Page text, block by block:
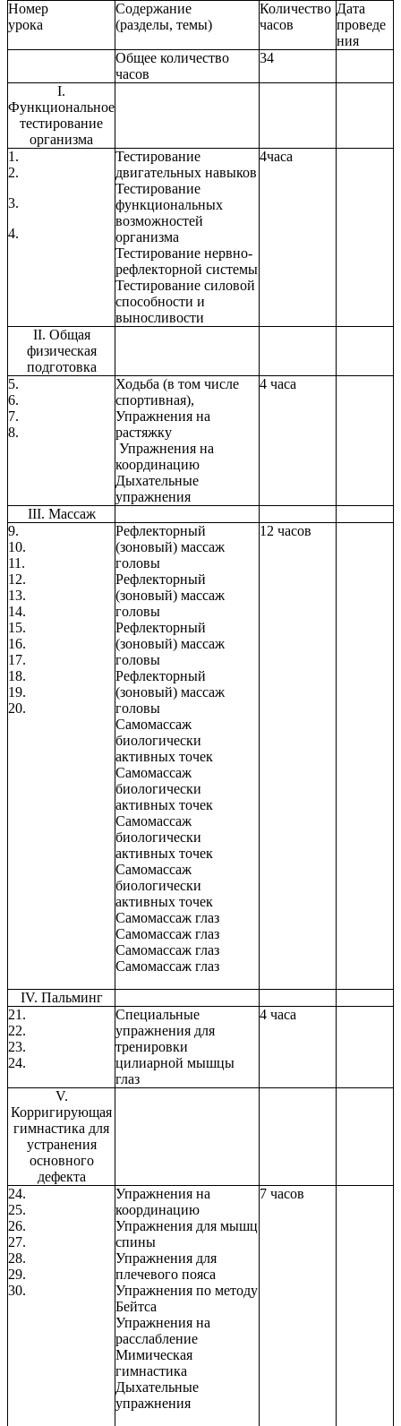
Номер
урока
Содержание
(разделы, темы)
Количество
часов
Дата
проведе
ния
Общее количество
часов
34
I.
Функциональное
тестирование
организма
1.
2.
3.
4.
Тестирование
двигательных навыков
Тестирование
функциональных
возможностей
организма
Тестирование нервно-
рефлекторной системы
Тестирование силовой
способности и
выносливости
4часа
II. Общая
физическая
подготовка
5.
6.
7.
8.
Ходьба (в том числе
спортивная),
Упражнения на
растяжку
Упражнения на
координацию
Дыхательные
упражнения
4 часа
III. Массаж
9.
10.
11.
12.
13.
14.
15.
16.
17.
18.
19.
20.
Рефлекторный
(зоновый) массаж
головы
Рефлекторный
(зоновый) массаж
головы
Рефлекторный
(зоновый) массаж
головы
Рефлекторный
(зоновый) массаж
головы
Самомассаж
биологически
активных точек
Самомассаж
биологически
активных точек
Самомассаж
биологически
активных точек
Самомассаж
биологически
активных точек
Самомассаж глаз
Самомассаж глаз
Самомассаж глаз
Самомассаж глаз
12 часов
IV. Пальминг
21.
22.
23.
24.
Специальные
упражнения для
тренировки
цилиарной мышцы
глаз
4 часа
V.
Корригирующая
гимнастика для
устранения
основного
дефекта
24.
25.
26.
27.
28.
29.
30.
Упражнения на
координацию
Упражнения для мышц
спины
Упражнения для
плечевого пояса
Упражнения по методу
Бейтса
Упражнения на
расслабление
Мимическая
гимнастика
Дыхательные
упражнения
7 часов